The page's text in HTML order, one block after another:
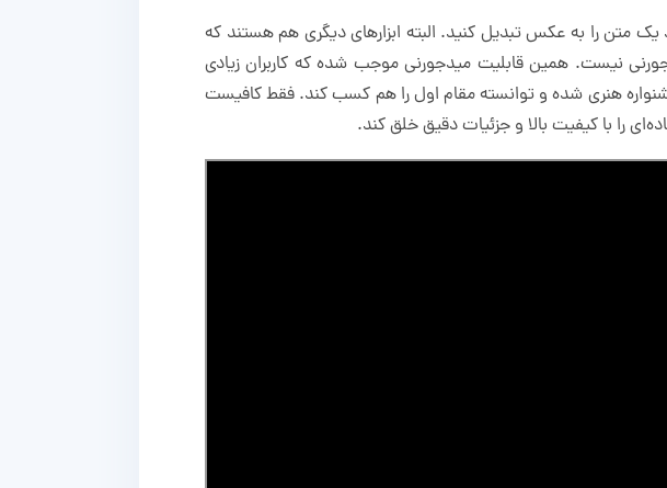
را به عکس تبدیل کنید. البته ابزار‌های دیگری هم هستند که
نیست. همین قابلیت میدجورنی موجب شده که کاربران زیادی
هنری شده و توانسته مقام اول را هم کسب کند. فقط کافیست
را با کیفیت بالا و جزئیات دقیق خلق کند.